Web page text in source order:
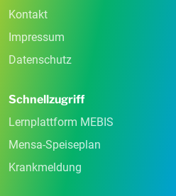
Kontakt
Impressum
Datenschutz
Schnellzugriff
Lernplattform MEBIS
Mensa-Speiseplan
Krankmeldung